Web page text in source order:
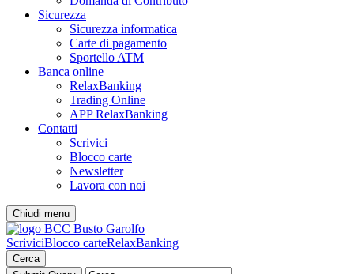
Sicurezza
Sicurezza informatica
Carte di pagamento
Sportello ATM
Banca online
RelaxBanking
Trading Online
APP RelaxBanking
Contatti
Scrivici
Blocco carte
Newsletter
Lavora con noi
Chiudi menu
ScriviciBlocco carteRelaxBanking
Cerca